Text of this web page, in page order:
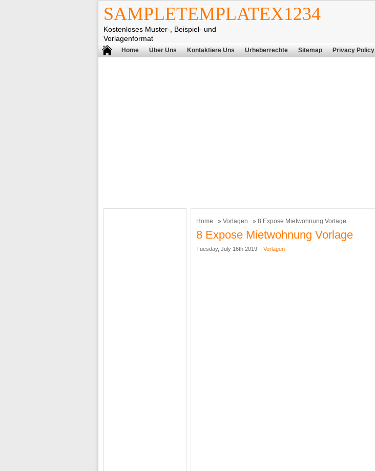
SAMPLETEMPLATEX1234
Kostenloses Muster-, Beispiel- und
Vorlagenformat
Home Über Uns Kontaktiere Uns Urheberrechte Sitemap Privacy Policy
Home » Vorlagen » 8 Expose Mietwohnung Vorlage
8 Expose Mietwohnung Vorlage
Tuesday, July 16th 2019. | Vorlagen